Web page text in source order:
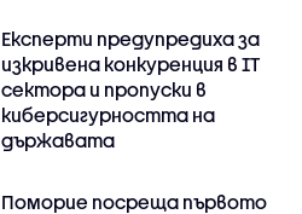
Експерти предупредиха за
изкривена конкуренция в IT
сектора и пропуски в
киберсигурността на
държавата
Поморие посреща първото